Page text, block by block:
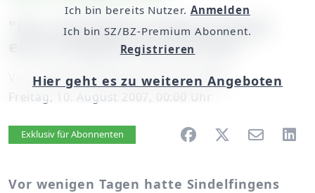
"Der Autobahn-Deckel bleibt
eine Aufgabe des Bundes"
Vonunserem Mitarbeiter Peter Maier
Freitag, 10. August 2007, 00:00 Uhr
Artikel vorlesen
Exklusiv für Abonnenten
Vor wenigen Tagen hatte Sindelfingens
Ich bin bereits Nutzer. Anmelden
Ich bin SZ/BZ-Premium Abonnent.
Registrieren
Hier geht es zu weiteren Angeboten